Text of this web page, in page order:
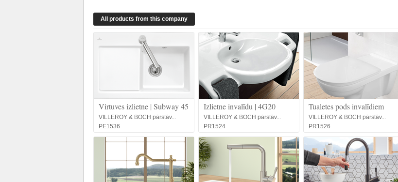
All products from this company
Virtuves izlietne | Subway 45
VILLEROY & BOCH pārstāv...
PE1536
Izlietne invalīdu | 4G20
VILLEROY & BOCH pārstāv...
PR1524
Tualetes pods invalīdiem
VILLEROY & BOCH pārstāv...
PR1526